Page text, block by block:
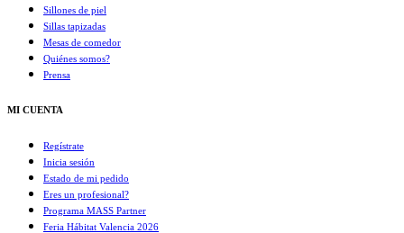
Sillones de piel
Sillas tapizadas
Mesas de comedor
Quiénes somos?
Prensa
MI CUENTA
Regístrate
Inicia sesión
Estado de mi pedido
Eres un profesional?
Programa MASS Partner
Feria Hábitat Valencia 2026​